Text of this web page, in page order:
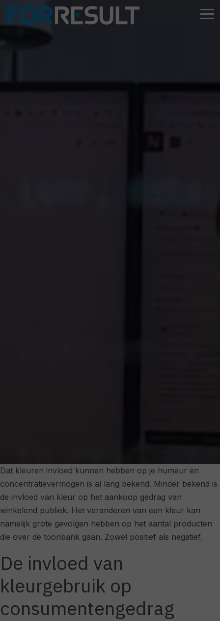
Dat kleuren invloed kunnen hebben op je humeur en
concentratievermogen is al lang bekend. Minder bekend is
de invloed van kleur op het aankoop gedrag van
winkelend publiek. Het veranderen van een kleur kan
namelijk grote gevolgen hebben op het aantal producten
die over de toonbank gaan. Zowel positief als negatief.
De invloed van
kleurgebruik op
consumentengedrag